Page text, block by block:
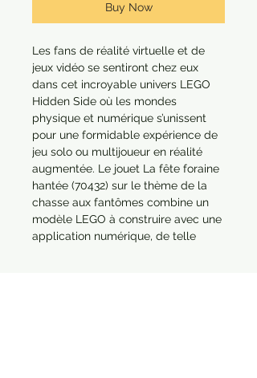
Buy Now
Les fans de réalité virtuelle et de
jeux vidéo se sentiront chez eux
dans cet incroyable univers LEGO
Hidden Side où les mondes
physique et numérique s’unissent
pour une formidable expérience de
jeu solo ou multijoueur en réalité
augmentée. Le jouet La fête foraine
hantée (70432) sur le thème de la
chasse aux fantômes combine un
modèle LEGO à construire avec une
application numérique, de telle